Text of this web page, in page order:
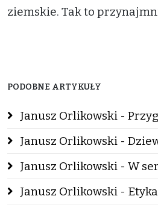
ziemskie. Tak to
PODOBNE ARTYKUŁY
Janusz Orlikowski -
Janusz Orlikowski -
Janusz Orlikowski - W
Janusz Orlikowski -